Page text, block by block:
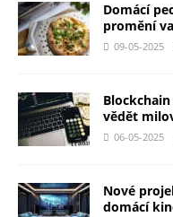
Domácí
promění
09-05-2025
vědět
06-05-2025
Nové
domácí